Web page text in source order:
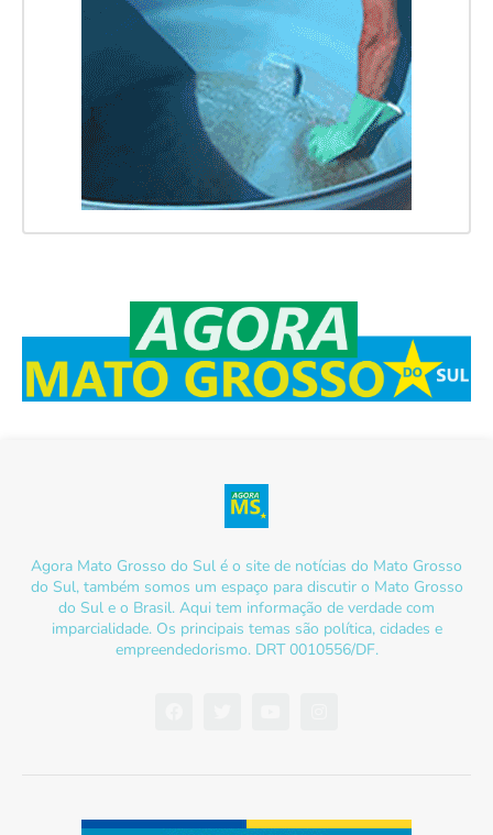
Agora Mato Grosso do Sul é o site de notícias do Mato Grosso
do Sul, também somos um espaço para discutir o Mato Grosso
do Sul e o Brasil. Aqui tem informação de verdade com
imparcialidade. Os principais temas são política, cidades e
empreendedorismo. DRT 0010556/DF.